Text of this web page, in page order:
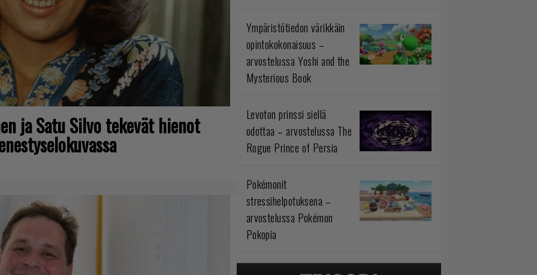
ja Satu Silvo tekevät hienot
Ympäristötiedon värikkäin
opintokokonaisuus –
arvostelussa Yoshi and the
Mysterious Book
Levoton prinssi siellä
odottaa – arvostelussa The
Rogue Prince of Persia
Pokémonit
stressihelpotuksena –
arvostelussa Pokémon
Pokopia